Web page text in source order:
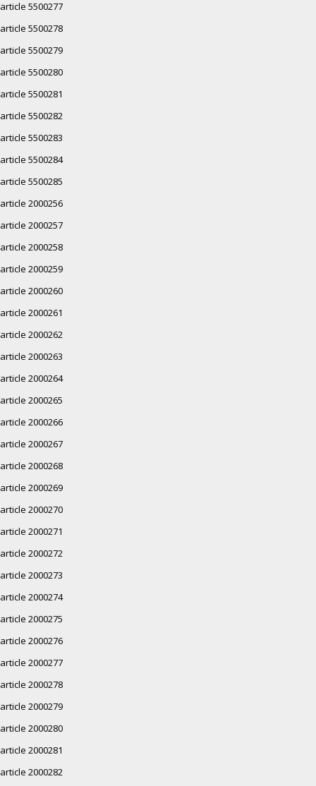
article 5500277
article 5500278
article 5500279
article 5500280
article 5500281
article 5500282
article 5500283
article 5500284
article 5500285
article 2000256
article 2000257
article 2000258
article 2000259
article 2000260
article 2000261
article 2000262
article 2000263
article 2000264
article 2000265
article 2000266
article 2000267
article 2000268
article 2000269
article 2000270
article 2000271
article 2000272
article 2000273
article 2000274
article 2000275
article 2000276
article 2000277
article 2000278
article 2000279
article 2000280
article 2000281
article 2000282